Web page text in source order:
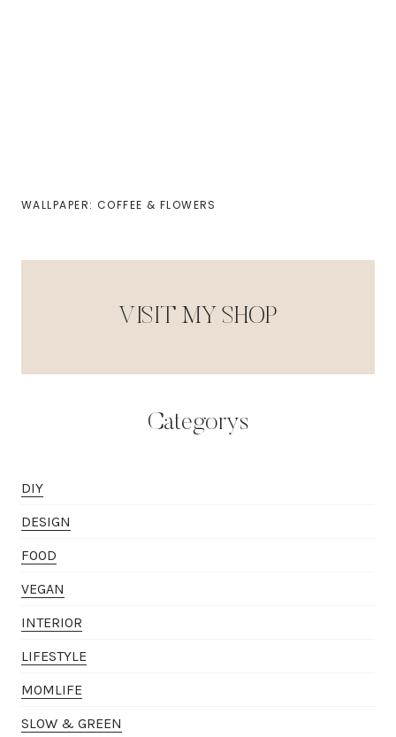
WALLPAPER: COFFEE & FLOWERS
VISIT MY SHOP
Categorys
DIY
DESIGN
FOOD
VEGAN
INTERIOR
LIFESTYLE
MOMLIFE
SLOW & GREEN